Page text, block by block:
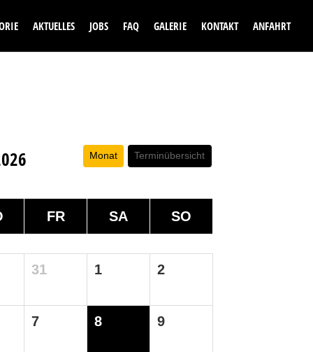
AKTUELLES JOBS FAQ GALERIE KONTAKT ANFAHRT
Monat Terminübersicht
FR SA SO
31 1 2
7 8 9